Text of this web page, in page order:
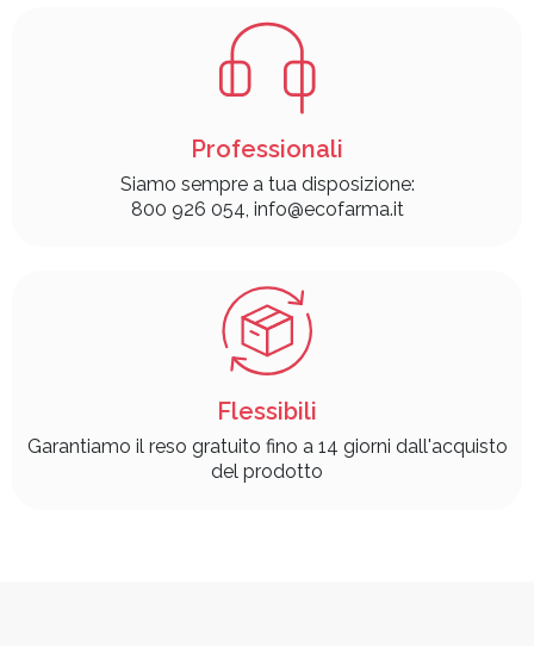
Professionali
Siamo sempre a tua disposizione:
800 926 054, info@ecofarma.it
Flessibili
Garantiamo il reso gratuito fino a 14 giorni dall'acquisto
del prodotto